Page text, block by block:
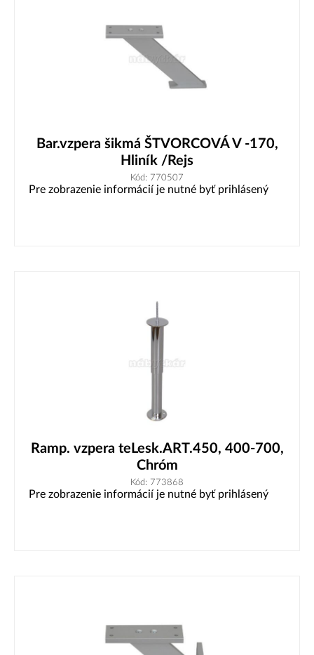
Bar.vzpera šikmá ŠTVORCOVÁ V -170,
Hliník /Rejs
Kód: 770507
Pre zobrazenie informácií je nutné byť prihlásený
Ramp. vzpera teLesk.ART.450, 400-700,
Chróm
Kód: 773868
Pre zobrazenie informácií je nutné byť prihlásený